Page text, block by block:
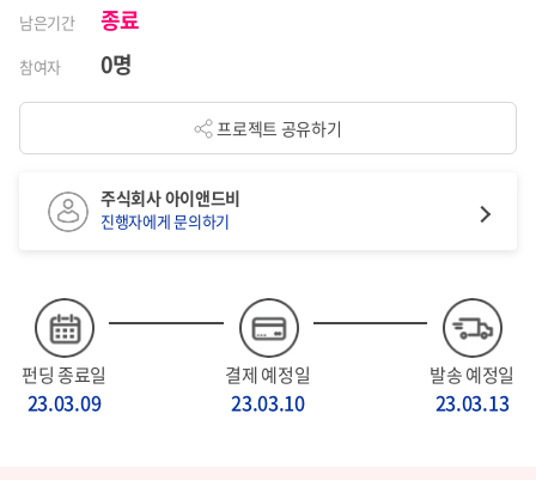
남은기간
종료
참여자 0명
프로젝트 공유하기
펀딩 종료일
23.03.09
결제 예정일
23.03.10
발송 예정일
23.03.13
주식회사 아이앤드비
진행자에게 문의하기